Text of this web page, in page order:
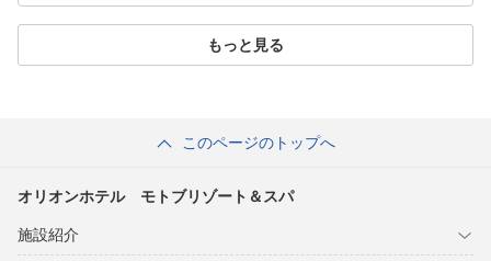
もっと見る
このページのトップへ
オリオンホテル モトブリゾート＆スパ
施設紹介